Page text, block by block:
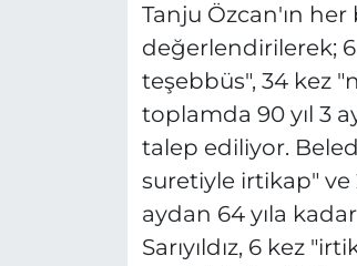
Tanju Özcan'ın
değerlendirilerek;
teşebbüs", 34 kez
toplamda 90 yıl 3
talep ediliyor.
suretiyle irtikap" ve
aydan 64 yıla
Sarıyıldız, 6 kez